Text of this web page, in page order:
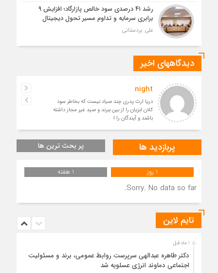
رشد ۴۱ درصدی سود خالص پازارگاد؛ افزایش ۹
برابری سرمایه و تداوم مسیر تحول دیجیتال
علی بردستانی
دیدگاههای اخیر
night
دریا ارث پدری چند صیاد نیست که بخاطر سود
کلان ابزیان را از بین ببرند و صید غیر مجاز داشته
باشند و آیندگان را ا
پربازدید ها پر بحث ترین ها
1 روز 1 هفته
Sorry. No data so far.
تایم لاین
1 ماه قبل
دکتر طاهره عبدالهی سرپرست روابط عمومی، برند و مسئولیت
اجتماعی دماوند انرژی عسلویه شد